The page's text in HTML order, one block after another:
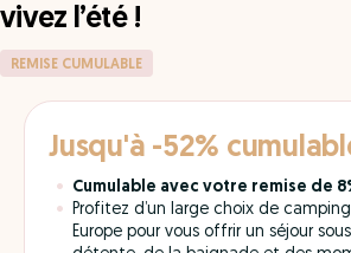
vivez l’été !
REMISE CUMULABLE
Jusqu'à -52%
Cumulable avec votre remise de
Profitez d’un large choix de
Europe pour vous offrir un séjour